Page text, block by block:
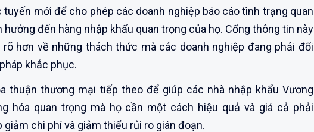
mới để cho phép các doanh nghiệp báo cáo tình trạng quan
hưởng đến hàng nhập khẩu quan trọng của họ. Cổng thông tin này
hơn về những thách thức mà các doanh nghiệp đang phải đối
khắc phục.
thuận thương mại tiếp theo để giúp các nhà nhập khẩu Vương
hóa quan trọng mà họ cần một cách hiệu quả và giá cả phải
chi phí và giảm thiểu rủi ro gián đoạn.